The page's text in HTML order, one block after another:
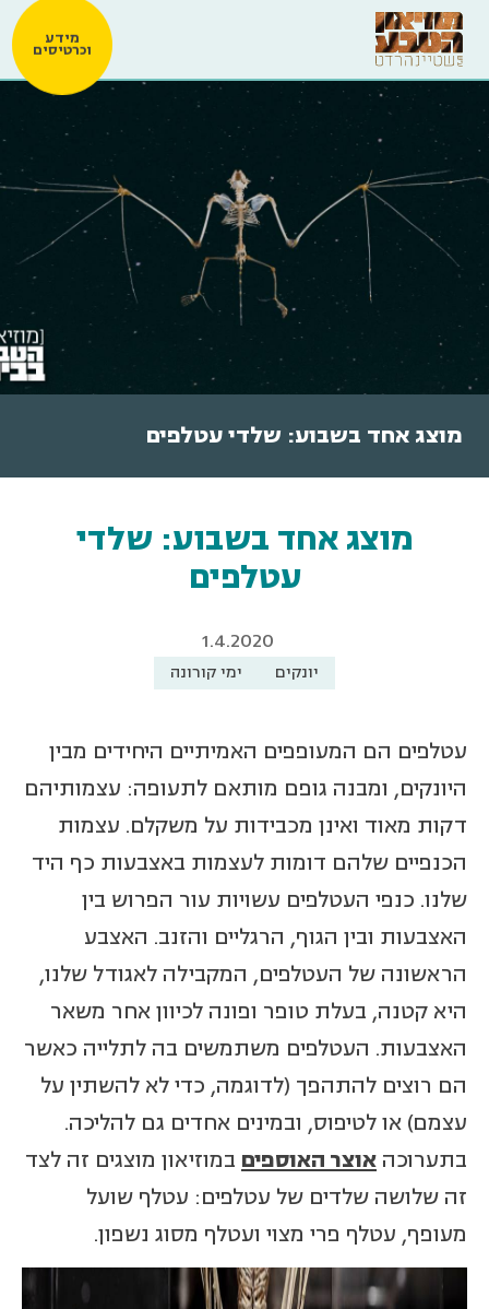
מידע
וכרטיסים
מוצג אחד בשבוע: שלדי עטלפים
מוצג אחד בשבוע: שלדי
עטלפים
1.4.2020
יונקים ימי קורונה
עטלפים הם המעופפים האמיתיים היחידים מבין
היונקים, ומבנה גופם מותאם לתעופה: עצמותיהם
דקות מאוד ואינן מכבידות על משקלם. עצמות
הכנפיים שלהם דומות לעצמות באצבעות כף היד
שלנו. כנפי העטלפים עשויות עור הפרוש בין
האצבעות ובין הגוף, הרגליים והזנב. האצבע
הראשונה של העטלפים, המקבילה לאגודל שלנו,
היא קטנה, בעלת טופר ופונה לכיוון אחר משאר
האצבעות. העטלפים משתמשים בה לתלייה כאשר
הם רוצים להתהפך (לדוגמה, כדי לא להשתין על
עצמם) או לטיפוס, ובמינים אחדים גם להליכה.
בתערוכה אוצר האוספים במוזיאון מוצגים זה לצד
זה שלושה שלדים של עטלפים: עטלף שועל
מעופף, עטלף פרי מצוי ועטלף מסוג נשפון.